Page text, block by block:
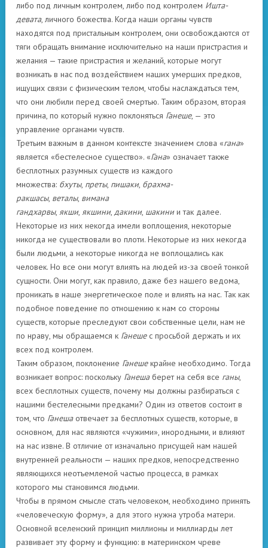
либо под личным контролем, либо под контролем Ишта-
девата, личного божества. Когда наши органы чувств
находятся под пристальным контролем, они освобождаются от
тяги обращать внимание исключительно на наши пристрастия и
желания — такие пристрастия и желаний, которые могут
возникать в нас под воздействием наших умерших предков,
ищущих связи с физическим телом, чтобы наслаждаться тем,
что они любили перед своей смертью. Таким образом, вторая
причина, по который нужно поклоняться Ганеше, — это
управление органами чувств.
Третьим важным в данном контексте значением слова «гана»
является «бестелесное существо». «Гана» означает также
бесплотных разумных существ из каждого
множества: бхуты, преты, пишаки, брахма-
ракшасы, веталы, вимана
гандхарвы, якши, якшини, дакини, шакинии так далее.
Некоторые из них некогда имели воплощения, некоторые
никогда не существовали во плоти. Некоторые из них некогда
были людьми, а некоторые никогда не воплощались как
человек. Но все они могут влиять на людей из-за своей тонкой
сущности. Они могут, как правило, даже без нашего ведома,
проникать в наше энергетическое поле и влиять на нас. Так как
подобное поведение по отношению к нам со стороны
существ, которые преследуют свои собственные цели, нам не
по нраву, мы обращаемся к Ганешес просьбой держать и их
всех под контролем.
Таким образом, поклонение Ганешекрайне необходимо. Тогда
возникает вопрос: поскольку Ганешаберет на себя все ганы,
всех бесплотных существ, почему мы должны разбираться с
нашими бестелесными предками? Один из ответов состоит в
том, что Ганешаотвечает за бесплотных существ, которые, в
основном, для нас являются «чужими», инородными, и влияют
на нас извне. В отличие от изначально присущей нам нашей
внутренней реальности — наших предков, непосредственно
являющихся неотъемлемой частью процесса, в рамках
которого мы становимся людьми.
Чтобы в прямом смысле стать человеком, необходимо принять
«человеческую форму», а для этого нужна утроба матери.
Основной вселенский принцип миллионы и миллиарды лет
развивает эту форму и функцию: в материнском чреве